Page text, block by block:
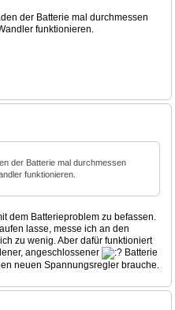
der Batterie mal durchmessen
funktionieren.
der Batterie mal durchmessen
funktionieren.
dem Batterieproblem zu befassen.
lasse, messe ich an den
zu wenig. Aber dafür funktioniert
angeschlossener
Batterie
neuen Spannungsregler brauche.